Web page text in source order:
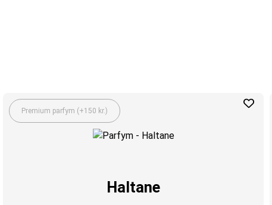
Premium parfym (+150 kr.)
Haltane